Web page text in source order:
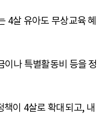
4살 유아도 무상교육 혜
이나 특별활동비 등을 정
이 4살로 확대되고, 내